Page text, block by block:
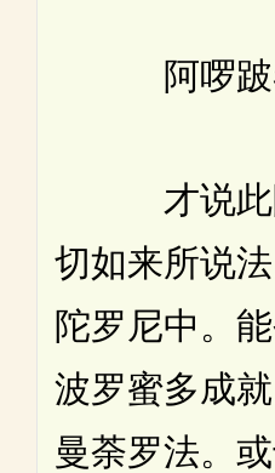
阿啰跛
才说此
切如来所说
陀罗尼中。
波罗蜜多成
曼荼罗法。